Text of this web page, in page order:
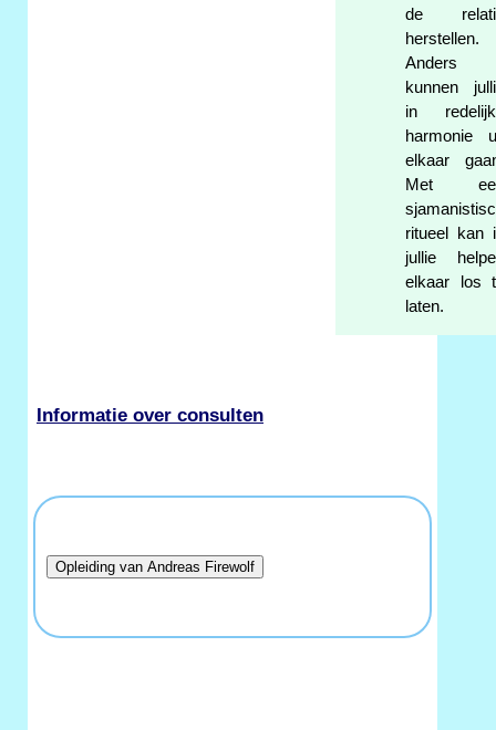
de
herstellen.
Anders
kunnen
in
harmonie
elkaar
Met
ritueel kan
jullie
elkaar los
laten.
Informatie over consulten